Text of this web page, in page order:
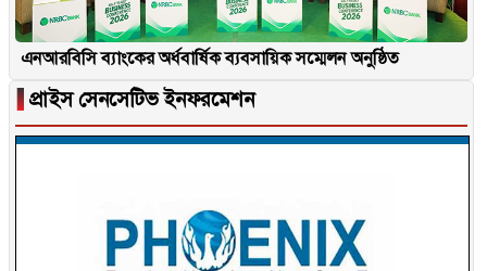
এনআরবিসি ব্যাংকের অর্ধবার্ষিক ব্যবসায়িক সম্মেলন অনুষ্ঠিত
▐ প্রাইস সেনসেটিভ ইনফরমেশন